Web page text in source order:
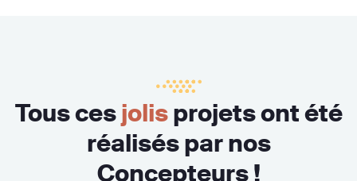
Tous cesjolisprojets ont été
réalisés par nos
Concepteurs !